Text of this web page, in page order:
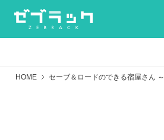
HOME セーブ＆ロードのできる宿屋さん